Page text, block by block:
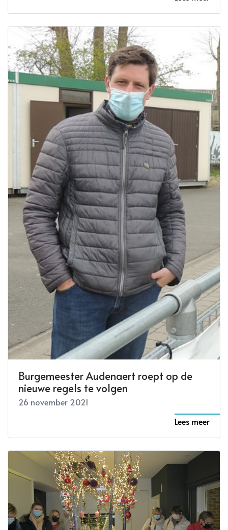
Burgemeester Audenaert roept op de
nieuwe regels te volgen
26 november 2021
Lees meer